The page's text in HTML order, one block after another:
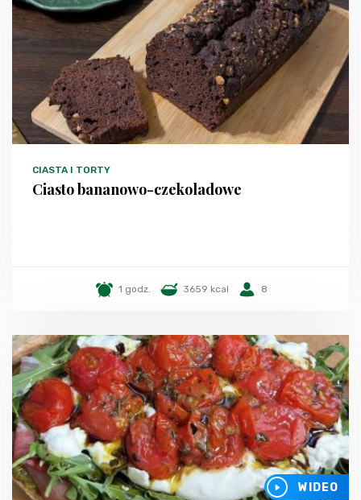
CIASTA I TORTY
Ciasto bananowo-czekoladowe
1 godz. 3659 kcal 8
WIDEO